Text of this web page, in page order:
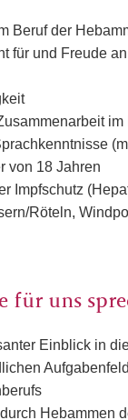
Beruf der
für und Freude
von 18 Jahren
Impfschutz
Röteln,
für uns
Einblick in
Hebammen